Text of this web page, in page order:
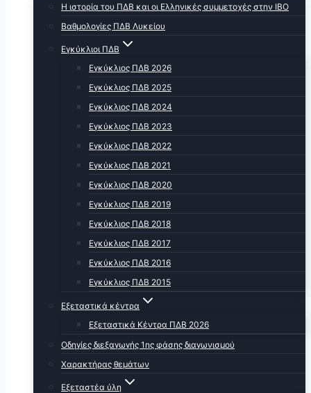
Η ιστορία του ΠΔΒ και οι Ελληνικές συμμετοχές στην ΙΒΟ
Βαθμολογίες ΠΔΒ Λυκείου
Εγκύκλιοι ΠΔΒ
Εγκύκλιος ΠΔΒ 2026
Εγκύκλιος ΠΔΒ 2025
Εγκύκλιος ΠΔΒ 2024
Εγκύκλιος ΠΔΒ 2023
Εγκύκλιος ΠΔΒ 2022
Εγκύκλιος ΠΔΒ 2021
Εγκύκλιος ΠΔΒ 2020
Εγκύκλιος ΠΔΒ 2019
Εγκύκλιος ΠΔΒ 2018
Εγκύκλιος ΠΔΒ 2017
Εγκύκλιος ΠΔΒ 2016
Εγκύκλιος ΠΔΒ 2015
Εξεταστικά κέντρα
Εξεταστικά Κέντρα ΠΔΒ 2026
Οδηγίες διεξαγωγής 1ης φάσης διαγωνισμού
Χαρακτήρας θεμάτων
Εξεταστέα ύλη